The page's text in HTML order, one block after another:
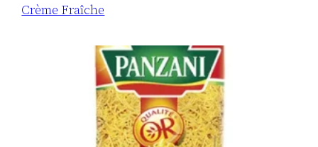
Crème Fraîche